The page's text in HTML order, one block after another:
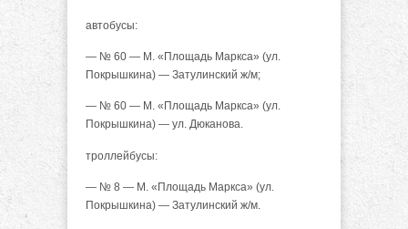
автобусы:
— № 60 — М. «Площадь Маркса» (ул.
Покрышкина) — Затулинский ж/м;
— № 60 — М. «Площадь Маркса» (ул.
Покрышкина) — ул. Дюканова.
троллейбусы:
— № 8 — М. «Площадь Маркса» (ул.
Покрышкина) — Затулинский ж/м.